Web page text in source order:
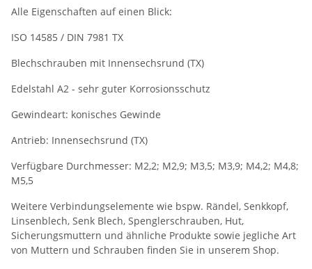
Alle Eigenschaften auf einen Blick:
ISO 14585 / DIN 7981 TX
Blechschrauben mit Innensechsrund (TX)
Edelstahl A2 - sehr guter Korrosionsschutz
Gewindeart: konisches Gewinde
Antrieb: Innensechsrund (TX)
Verfügbare Durchmesser: M2,2; M2,9; M3,5; M3,9; M4,2; M4,8;
M5,5
Weitere Verbindungselemente wie bspw. Rändel, Senkkopf,
Linsenblech, Senk Blech, Spenglerschrauben, Hut,
Sicherungsmuttern und ähnliche Produkte sowie jegliche Art
von Muttern und Schrauben finden Sie in unserem Shop.